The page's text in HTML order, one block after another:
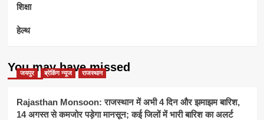
शिक्षा
हेल्थ
You may have missed
जयपुर ब्रेकिंग न्यूज राजस्थान
Rajasthan Monsoon: राजस्थान में अभी 4 दिन और झमाझम बारिश,
14 अगस्त से कमजोर पड़ेगा मानसून; कई जिलों में भारी बारिश का अलर्ट